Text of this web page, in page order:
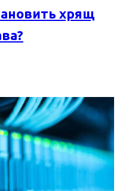
хрящ